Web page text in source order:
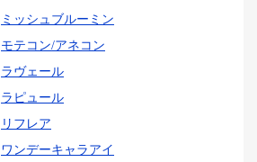
ミッシュブルーミン
モテコン/アネコン
ラヴェール
ラピュール
リフレア
ワンデーキャラアイ